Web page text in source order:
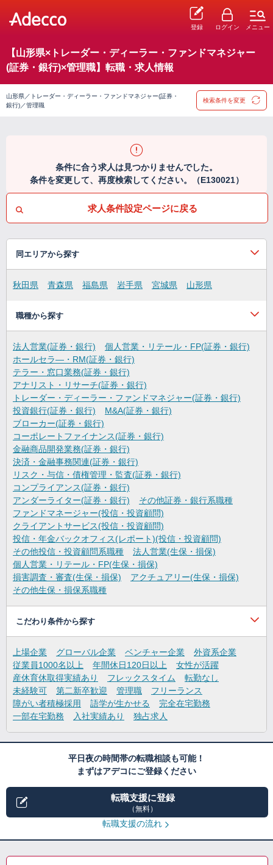
登録 ログイン メニュー
【山形県×トレーダー・ディーラー・ファンドマネジャー
(証券・銀行)×管理職】転職・求人情報
山形県／トレーダー・ディーラー・ファンドマネジャー(証券・
銀行)／管理職
検索条件を変更
条件に合う求人は見つかりませんでした。
条件を変更して、再度検索してください。（E130021）
求人条件設定ページに戻る
同エリアから探す
秋田県 青森県 福島県 岩手県 宮城県 山形県
職種から探す
法人営業(証券・銀行)
個人営業・リテール・FP(証券・銀行)
ホールセラ―・RM(証券・銀行)
テラー・窓口業務(証券・銀行)
アナリスト・リサーチ(証券・銀行)
トレーダー・ディーラー・ファンドマネジャー(証券・銀行)
投資銀行(証券・銀行)
M&A(証券・銀行)
ブローカー(証券・銀行)
コーポレートファイナンス(証券・銀行)
金融商品開発業務(証券・銀行)
決済・金融事務関連(証券・銀行)
リスク・与信・債権管理・監査(証券・銀行)
コンプライアンス(証券・銀行)
アンダーライター(証券・銀行)
その他証券・銀行系職種
ファンドマネージャー(投信・投資顧問)
クライアントサービス(投信・投資顧問)
投信・年金バックオフィス(レポート)(投信・投資顧問)
その他投信・投資顧問系職種
法人営業(生保・損保)
個人営業・リテール・FP(生保・損保)
損害調査・審査(生保・損保)
アクチュアリー(生保・損保)
その他生保・損保系職種
こだわり条件から探す
上場企業 グローバル企業 ベンチャー企業
外資系企業
従業員1000名以上
年間休日120日以上
女性が活躍
産休育休取得実績あり
フレックスタイム
転勤なし
未経験可
第二新卒歓迎 管理職
フリーランス
障がい者積極採用
語学が生かせる
完全在宅勤務
一部在宅勤務
入社実績あり 独占求人
平日夜の時間帯の転職相談も可能！
まずはアデコにご登録ください
転職支援に登録
（無料）
転職支援の流れ